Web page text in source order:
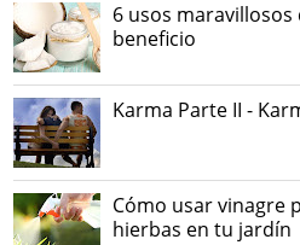
6 usos
beneficio
Karma Parte II -
Cómo usar vinagre
hierbas en tu jardín